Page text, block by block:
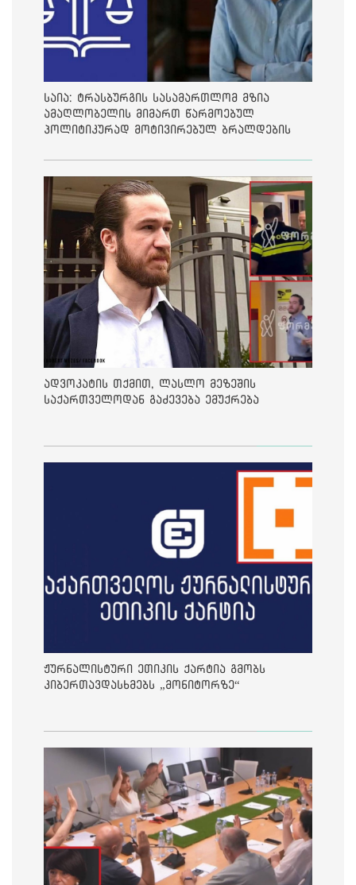
საია: ტრასბურგის სასამართლომ მზია
ამაღლობელის მიმართ წარმოებულ
პოლიტიკურად მოტივირებულ ბრალდების
ადვოკატის თქმით, ლასლო მეზეშის
საქართველოდან გაძევება ემუქრება
ჟურნალისტური ეთიკის ქარტია გმობს
კიბერთავდასხმებს „მონიტორზე“